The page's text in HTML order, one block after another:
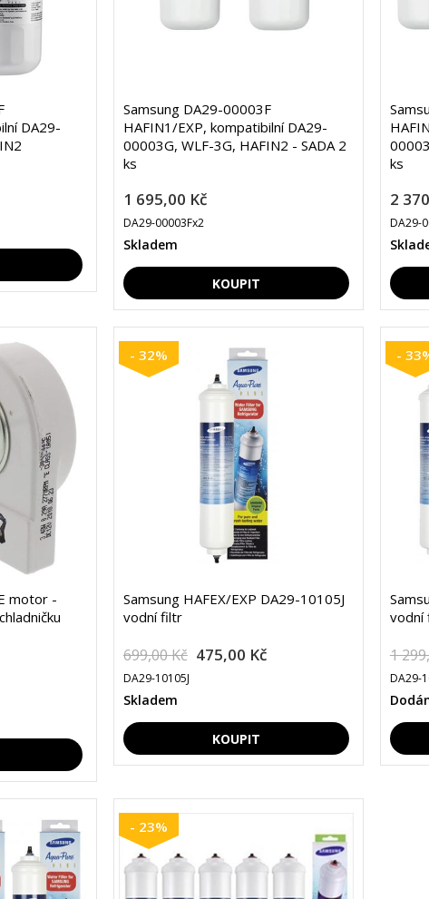
DA29-
Samsung DA29-00003F
HAFIN1/EXP, kompatibilní DA29-
00003G, WLF-3G, HAFIN2 - SADA 2
ks
1 695,00 Kč
DA29-00003Fx2
Skladem
ks
2
DA29-
motor -
- 32%
Samsung HAFEX/EXP DA29-10105J
vodní filtr
699,00 Kč 475,00 Kč
DA29-10105J
Skladem
-
vodní
1
DA29-
- 23%